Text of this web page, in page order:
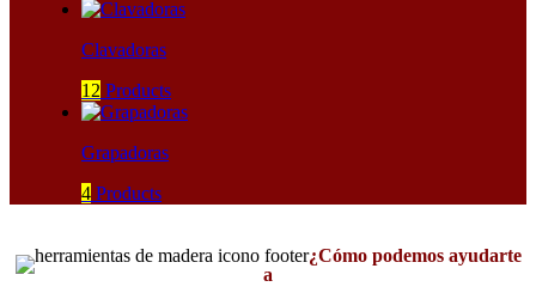
Clavadoras
12 Products
Grapadoras
4 Products
¿Cómo podemos ayudarte
a